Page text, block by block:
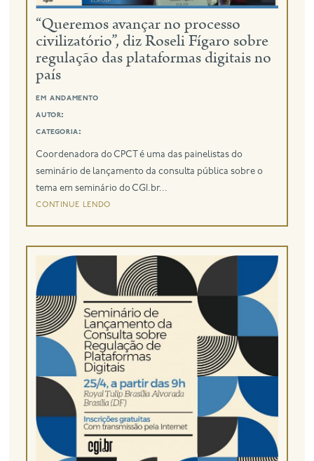
eng
“Queremos avançar no processo
civilizatório”, diz Roseli Fígaro sobre
regulação das plataformas digitais no
país
em andamento
autor:
categoria:
Coordenadora do CPCT é uma das painelistas do
seminário de lançamento da consulta pública sobre o
tema em seminário do CGI.br...
continue lendo